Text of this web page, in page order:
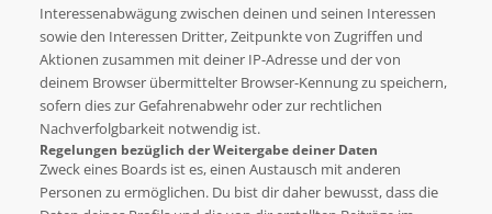
Interessenabwägung zwischen deinen und seinen Interessen
sowie den Interessen Dritter, Zeitpunkte von Zugriffen und
Aktionen zusammen mit deiner IP-Adresse und der von
deinem Browser übermittelter Browser-Kennung zu speichern,
sofern dies zur Gefahrenabwehr oder zur rechtlichen
Nachverfolgbarkeit notwendig ist.
Regelungen bezüglich der Weitergabe deiner Daten
Zweck eines Boards ist es, einen Austausch mit anderen
Personen zu ermöglichen. Du bist dir daher bewusst, dass die